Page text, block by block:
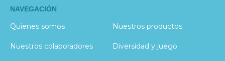
NAVEGACIÓN
Quienes somos Nuestros productos
Nuestros colaboradores Diversidad y juego